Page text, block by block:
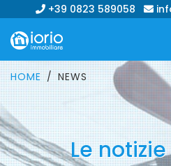
+39 0823 589058
HOME NEWS
Le